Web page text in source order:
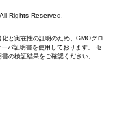
Rights Reserved.
と実在性の証明のため、GMOグロ
バ証明書を使用しております。 セ
の検証結果をご確認ください。